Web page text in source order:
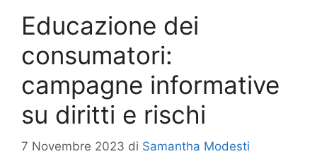
Educazione dei
consumatori:
campagne informative
su diritti e rischi
7 Novembre 2023 di Samantha Modesti